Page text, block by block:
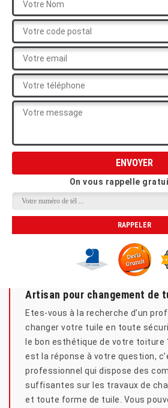
On vous rappelle
Artisan pour changement de
Etes-vous à la recherche d’un
changer votre tuile en toute
le bon esthétique de votre toiture
est la réponse à votre question,
professionnel qui dispose des
suffisantes sur les travaux de
et toute forme de tuile. Vous